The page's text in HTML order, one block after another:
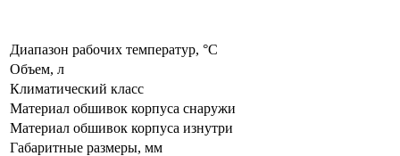
Диапазон рабочих температур, °C
Объем, л
Климатический класс
Материал обшивок корпуса снаружи
Материал обшивок корпуса изнутри
Габаритные размеры, мм